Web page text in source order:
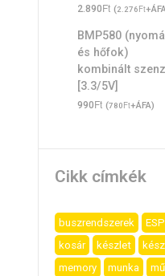
2.890Ft (2.276Ft
BMP580
és hőfok)
kombinált
[3.3/5V]
990Ft (780Ft+ÁFA)
Cikk címkék
buszrendszerek
kosár
készlet
memory
munka